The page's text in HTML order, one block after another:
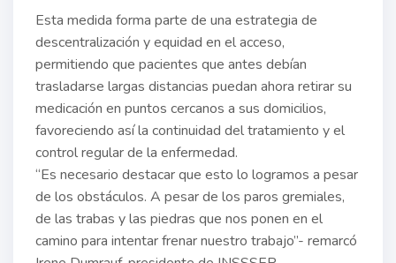
Esta medida forma parte de una estrategia de
descentralización y equidad en el acceso,
permitiendo que pacientes que antes debían
trasladarse largas distancias puedan ahora retirar su
medicación en puntos cercanos a sus domicilios,
favoreciendo así la continuidad del tratamiento y el
control regular de la enfermedad.
“Es necesario destacar que esto lo logramos a pesar
de los obstáculos. A pesar de los paros gremiales,
de las trabas y las piedras que nos ponen en el
camino para intentar frenar nuestro trabajo”- remarcó